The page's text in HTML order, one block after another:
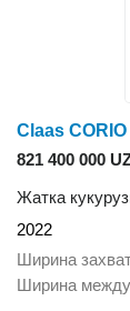
Claas
821 400 000
Жатка
2022
Ширина
Ширина